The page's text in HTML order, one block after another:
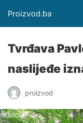
Proizvod.ba
Tvrđava
naslijeđe
proizvod